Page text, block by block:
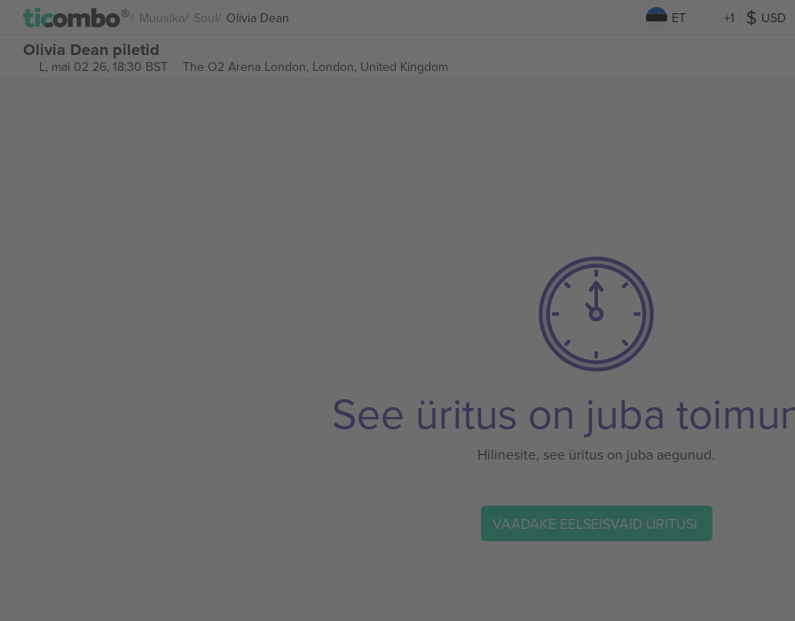
Muusika Soul Olivia Dean ET +1 USD
Olivia Dean piletid
L, mai 02 26, 18:30 BST The O2 Arena London, London, United Kingdom
See üritus on juba
Hilinesite, see üritus on juba aegunud.
VAADAKE EELSEISVAID ÜRITUSI.